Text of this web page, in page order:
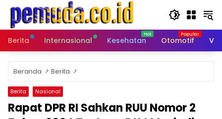
Langsung
konten
Berita
Internasional Kesehatan Otomotif
Beranda Berita
Berita Nasional
Rapat DPR RI Sahkan RUU Nomor 2